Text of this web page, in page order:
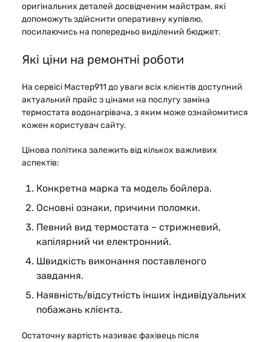
оригінальних деталей досвідченим майстрам, які
допоможуть здійснити оперативну купівлю,
посилаючись на попередньо виділений бюджет.
Які ціни на ремонтні роботи
На сервісі Мастер911 до уваги всіх клієнтів доступний
актуальний прайс з цінами на послугу заміна
термостата водонагрівача, з яким може ознайомитися
кожен користувач сайту.
Цінова політика залежить від кількох важливих
аспектів:
Конкретна марка та модель бойлера.
Основні ознаки, причини поломки.
Певний вид термостата – стрижневий,
капілярний чи електронний.
Швидкість виконання поставленого
завдання.
Наявність/відсутність інших індивідуальних
побажань клієнта.
Остаточну вартість називає фахівець після